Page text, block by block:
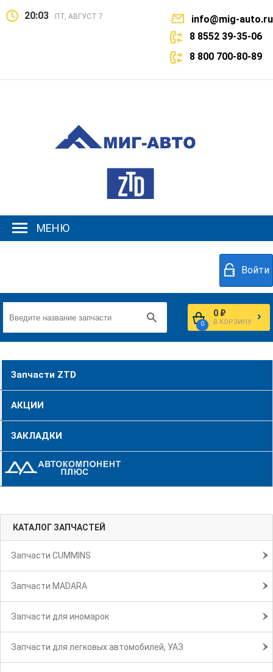
20:03 ПТ, АВГУСТ 7
info@mig-auto.ru
8 8552 39-35-06
8 800 700-80-89
МЕНЮ
Войти
0
0 ₽
В КОРЗИНУ
Запчасти ZTD
АКЦИИ
ЗАКЛАДКИ
КАТАЛОГ ЗАПЧАСТЕЙ
Запчасти CUMMINS
Запчасти MADARA
Запчасти для иномарок
Запчасти для легковых автомобилей, УАЗ